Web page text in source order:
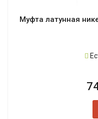
Муфта латунная